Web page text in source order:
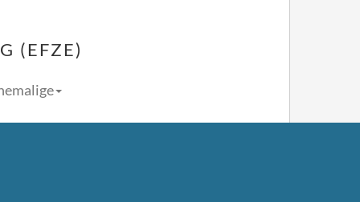
(EFZE)